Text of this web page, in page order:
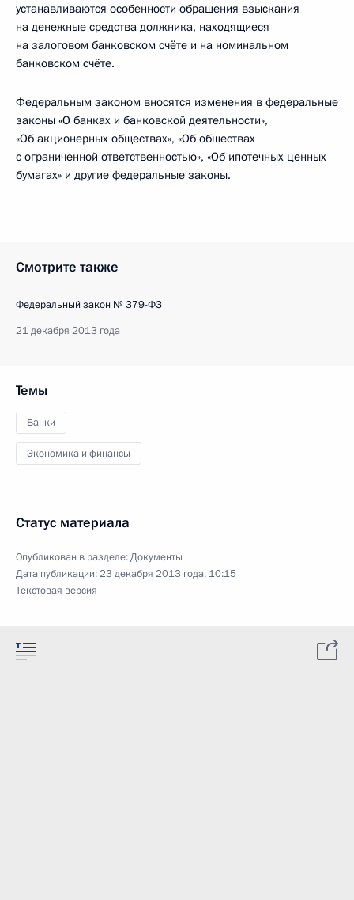
устанавливаются особенности обращения взыскания
на денежные средства должника, находящиеся
на залоговом банковском счёте и на номинальном
банковском счёте.
Федеральным законом вносятся изменения в федеральные
законы «О банках и банковской деятельности»,
«Об акционерных обществах», «Об обществах
с ограниченной ответственностью», «Об ипотечных ценных
бумагах» и другие федеральные законы.
Смотрите также
Федеральный закон № 379-ФЗ
21 декабря 2013 года
Темы
Банки
Экономика и финансы
Статус материала
Опубликован в разделе:Документы
Дата публикации:23 декабря 2013 года, 10:15
Текстовая версия